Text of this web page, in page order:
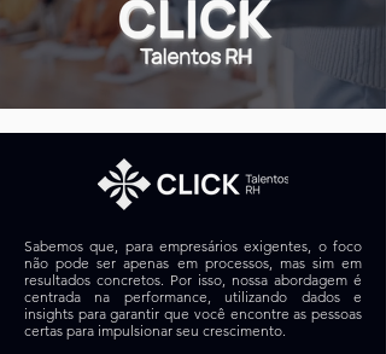
Sabemos que, para empresários exigentes, o foco
não pode ser apenas em processos, mas sim em
resultados concretos. Por isso, nossa abordagem é
centrada na performance, utilizando dados e
insights para garantir que você encontre as pessoas
certas para impulsionar seu crescimento.